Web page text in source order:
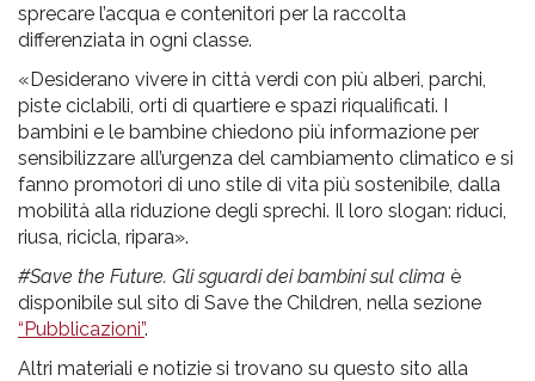
sprecare l’acqua e contenitori per la raccolta
differenziata in ogni classe.
«Desiderano vivere in città verdi con più alberi, parchi,
piste ciclabili, orti di quartiere e spazi riqualificati. I
bambini e le bambine chiedono più informazione per
sensibilizzare all’urgenza del cambiamento climatico e si
fanno promotori di uno stile di vita più sostenibile, dalla
mobilità alla riduzione degli sprechi. Il loro slogan: riduci,
riusa, ricicla, ripara».
#Save the Future. Gli sguardi dei bambini sul clima è
disponibile sul sito di Save the Children, nella sezione
“Pubblicazioni”.
Altri materiali e notizie si trovano su questo sito alla